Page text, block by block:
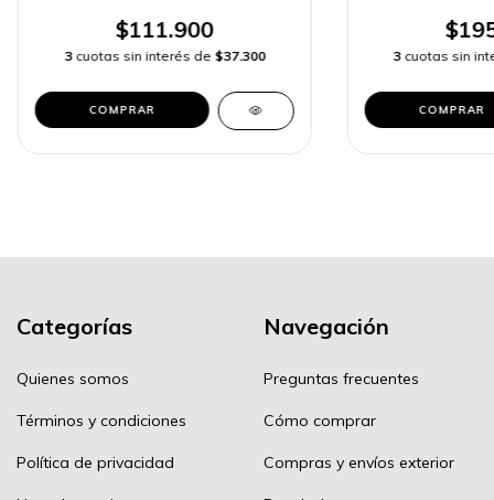
$111.900
3 cuotas sin interés de $37.300
COMPRAR
3 cuotas sin
COMPRAR
Categorías
Quienes somos
Términos y condiciones
Política de privacidad
Navegación
Preguntas frecuentes
Cómo comprar
Compras y envíos exterior